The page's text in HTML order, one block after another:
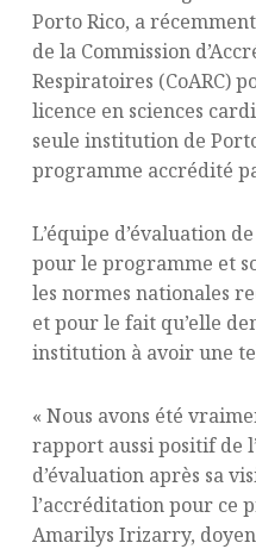
Porto Rico, a
de la Commission
Respiratoires (CoARC)
licence en sciences
seule institution de
programme accrédité
L’équipe d’évaluation
pour le programme et
les normes nationales
et pour le fait qu’elle
institution à avoir une
« Nous avons été
rapport aussi positif de
d’évaluation après sa
l’accréditation pour ce
Amarilys Irizarry, doyen